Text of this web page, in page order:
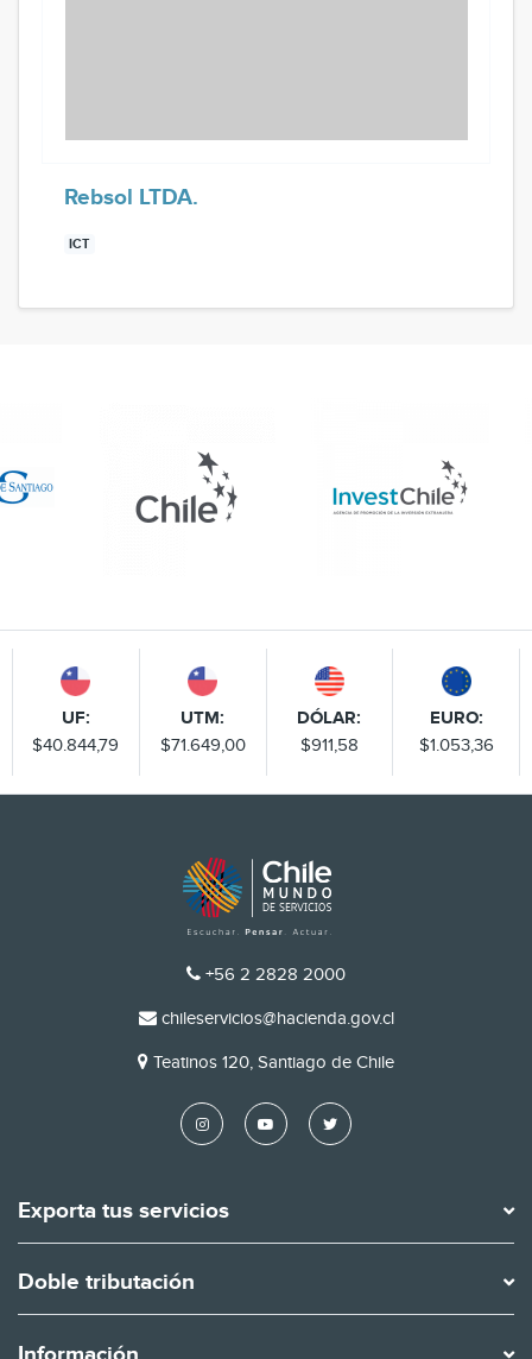
Rebsol LTDA.
ICT
UF:
$40.844,79
UTM:
$71.649,00
DÓLAR:
$911,58
EURO:
$1.053,36
TELÉFONO
+56 2 2828 2000
EMAIL
chileservicios@hacienda.gov.cl
DIRECCIÓN
Teatinos 120, Santiago de Chile
Exporta tus servicios
Doble tributación